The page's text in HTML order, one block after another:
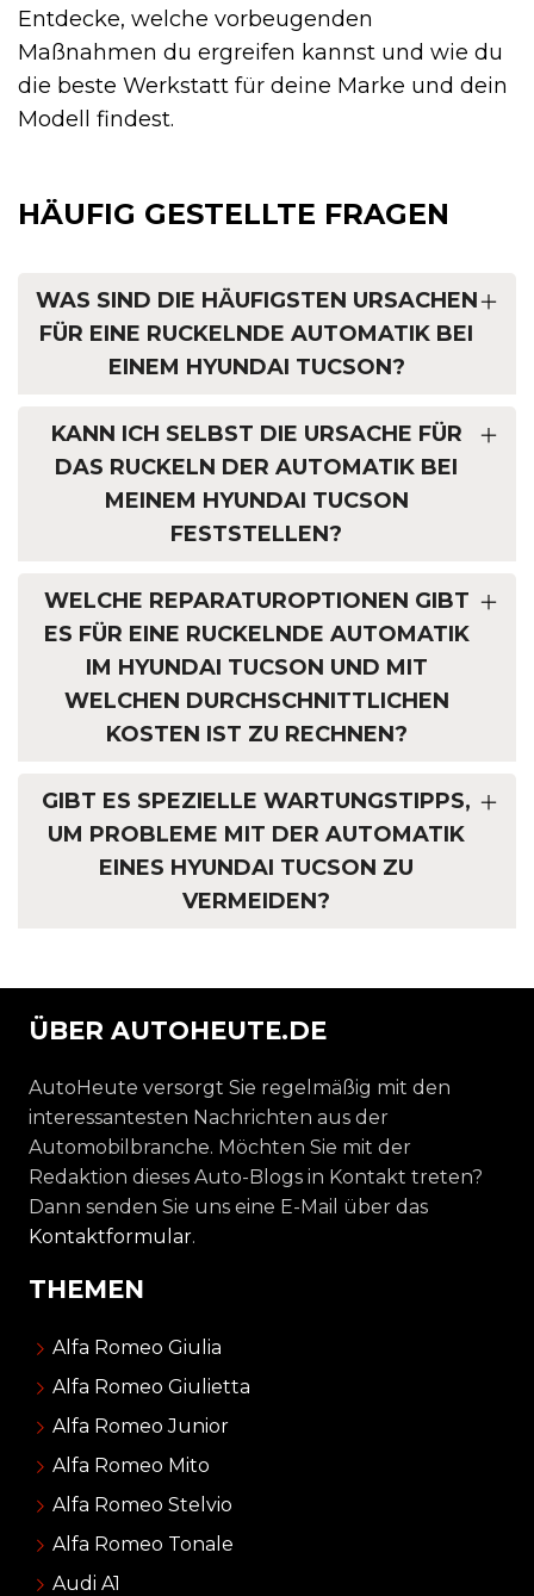
Entdecke, welche vorbeugenden
Maßnahmen du ergreifen kannst und wie du
die beste Werkstatt für deine Marke und dein
Modell findest.
HÄUFIG GESTELLTE FRAGEN
WAS SIND DIE HÄUFIGSTEN URSACHEN
FÜR EINE RUCKELNDE AUTOMATIK BEI
EINEM HYUNDAI TUCSON?
KANN ICH SELBST DIE URSACHE FÜR
DAS RUCKELN DER AUTOMATIK BEI
MEINEM HYUNDAI TUCSON
FESTSTELLEN?
WELCHE REPARATUROPTIONEN GIBT
ES FÜR EINE RUCKELNDE AUTOMATIK
IM HYUNDAI TUCSON UND MIT
WELCHEN DURCHSCHNITTLICHEN
KOSTEN IST ZU RECHNEN?
GIBT ES SPEZIELLE WARTUNGSTIPPS,
UM PROBLEME MIT DER AUTOMATIK
EINES HYUNDAI TUCSON ZU
VERMEIDEN?
ÜBER AUTOHEUTE.DE
AutoHeute versorgt Sie regelmäßig mit den
interessantesten Nachrichten aus der
Automobilbranche. Möchten Sie mit der
Redaktion dieses Auto-Blogs in Kontakt treten?
Dann senden Sie uns eine E-Mail über das
Kontaktformular.
THEMEN
Alfa Romeo Giulia
Alfa Romeo Giulietta
Alfa Romeo Junior
Alfa Romeo Mito
Alfa Romeo Stelvio
Alfa Romeo Tonale
Audi A1